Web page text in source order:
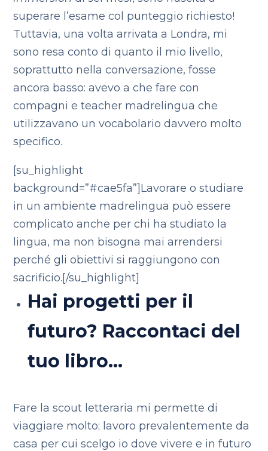
superare l’esame col punteggio richiesto!
Tuttavia, una volta arrivata a Londra, mi
sono resa conto di quanto il mio livello,
soprattutto nella conversazione, fosse
ancora basso: avevo a che fare con
compagni e teacher madrelingua che
utilizzavano un vocabolario davvero molto
specifico.
[su_highlight
background=”#cae5fa”]Lavorare o studiare
in un ambiente madrelingua può essere
complicato anche per chi ha studiato la
lingua, ma non bisogna mai arrendersi
perché gli obiettivi si raggiungono con
sacrificio.[/su_highlight]
Hai progetti per il
futuro? Raccontaci del
tuo libro…
Fare la scout letteraria mi permette di
viaggiare molto; lavoro prevalentemente da
casa per cui scelgo io dove vivere e in futuro